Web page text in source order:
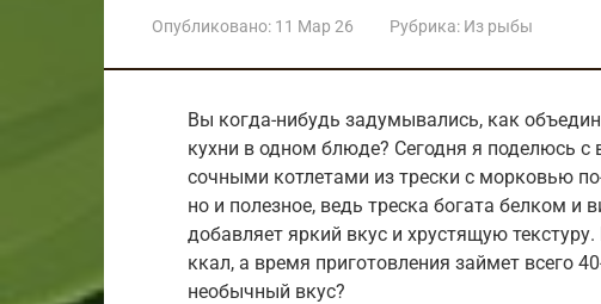
Опубликовано: 11 Мар 26 Рубрика: Из рыбы
Вы когда-нибудь задумывались, как
кухни в одном блюде? Сегодня я поделюсь
сочными котлетами из трески с морковью
но и полезное, ведь треска богата белком и
добавляет яркий вкус и хрустящую
ккал, а время приготовления займет всего
необычный вкус?